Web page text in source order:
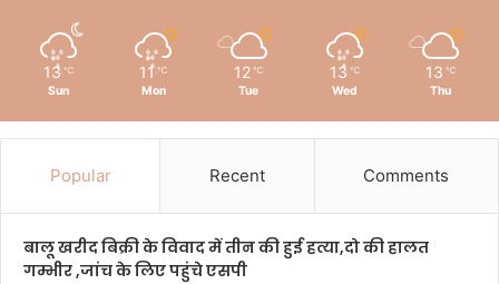
13 ℃
Sun
11 ℃
Mon
12 ℃
Tue
13 ℃
Wed
13 ℃
Thu
Popular Recent Comments
बालू खरीद बिक्री के विवाद में तीन की हुई हत्या,दो की हालत
गम्भीर ,जांच के लिए पहुंचे एसपी